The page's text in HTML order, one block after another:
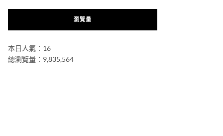
瀏覽量
本日人氣：16
總瀏覽量：9,835,564